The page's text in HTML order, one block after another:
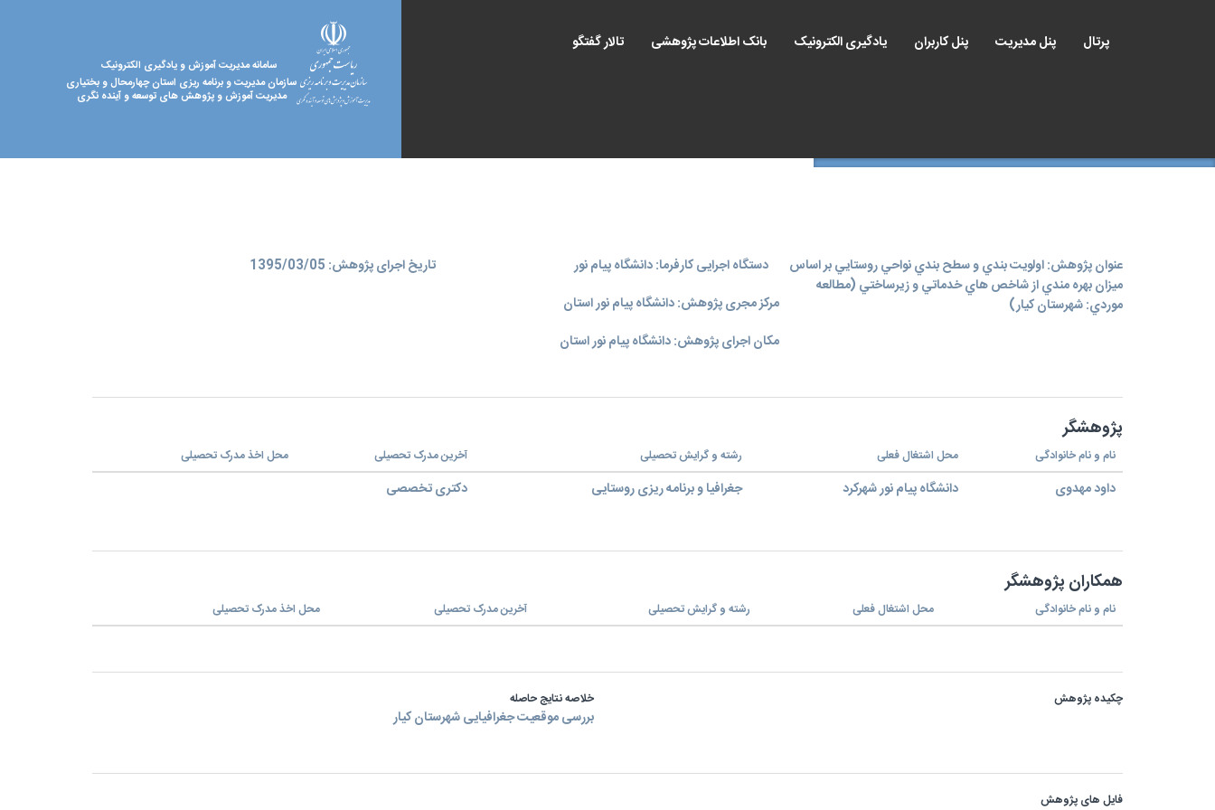
سامانه مدیریت آموزش و یادگیری الکترونیک
سازمان مدیریت و برنامه ریزی استان چهارمحال و بختیاری
مدیریت آموزش و پژوهش های توسعه و آینده نگری
پرتال پنل مدیریت پنل کاربران یادگیری الکترونیک بانک اطلاعات پژوهشی تالار گفتگو
عنوان پژوهش: اولويت بندي و سطح بندي نواحي روستايي بر اساس
ميزان بهره مندي از شاخص هاي خدماتي و زيرساختي (مطالعه
موردي: شهرستان كيار)
دستگاه اجرایی کارفرما: دانشگاه پیام نور
تاریخ اجرای پژوهش: 1395/03/05
مرکز مجری پژوهش: دانشگاه پیام نور استان
مکان اجرای پژوهش: دانشگاه پیام نور استان
پژوهشگر
نام و نام خانوادگی محل اشتغال فعلی رشته و گرایش تحصیلی آخرین مدرک تحصیلی محل اخذ مدرک تحصیلی
داود مهدوی دانشگاه پیام نور شهرکرد جغرافیا و برنامه ریزی روستایی دکتری تخصصی
همکاران پژوهشگر
نام و نام خانوادگی محل اشتغال فعلی رشته و گرایش تحصیلی آخرین مدرک تحصیلی محل اخذ مدرک تحصیلی
چکیده پژوهش خلاصه نتایج حاصله
بررسی موقعیت جغرافیایی شهرستان کیار
فایل های پژوهش